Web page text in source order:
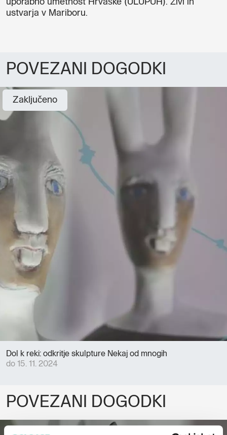
uporabno umetnost Hrvaške (ULUPUH). Živi in
ustvarja v Mariboru.
POVEZANI DOGODKI
Zaključeno
Dol k reki: odkritje skulpture Nekaj od mnogih
do 15. 11. 2024
POVEZANI DOGODKI